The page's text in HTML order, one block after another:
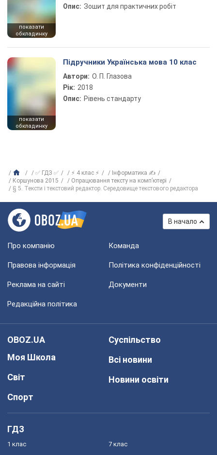
показати
обкладинку
Опис: Зошит для практичних робіт
показати
обкладинку
Підручники Українська мова 10 клас
Автори: О. П. Глазова
Рік: 2018
Опис: Рівень стандарту
✅ ГДЗ ✅ ⚡ 4 клас ⚡
Інформатика ✍
Коршунова 2015
Опрацювання тексту на комп’ютері
§ 5. Тексти і текстовий редактор. Середовище текстового редактора
В начало
Про компанію Команда
Правова інформація Політика конфіденційності
Реклама на сайті Документи
Редакційна політика
OBOZ.UA
Моя Школа
Світ
Спорт
Суспільство
Всі новини
Новини освіти
ГДЗ
1 клас 7 клас